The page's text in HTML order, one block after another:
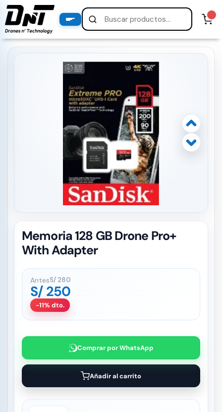
Memoria 128 GB Drone Pro+
With Adapter
AntesS/ 280
S/ 250
-11% dto.
Comprar por WhatsApp
Añadir al carrito
PRODUCTOS
productos destacados